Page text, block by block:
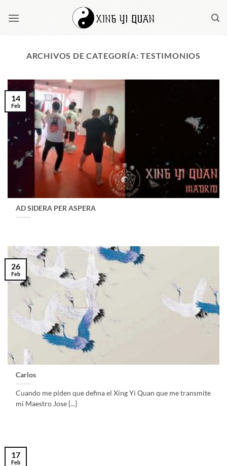
ARCHIVOS DE CATEGORÍA:TESTIMONIOS
AD SIDERA PER ASPERA
14
Feb
Carlos
Cuando me piden que defina el Xing Yi Quan que me transmite
mi Maestro Jose [...]
26
Feb
17
Feb